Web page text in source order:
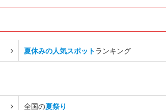
夏休みの人気スポットランキング
全国の夏祭り